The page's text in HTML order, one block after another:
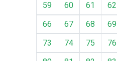
59
60 61 62
66
67 68 69
73
74 75 76